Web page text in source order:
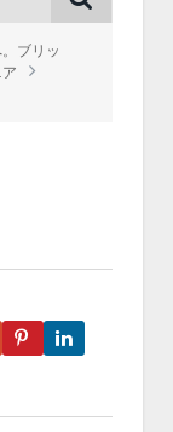
ブリッ
Google+Pinterest